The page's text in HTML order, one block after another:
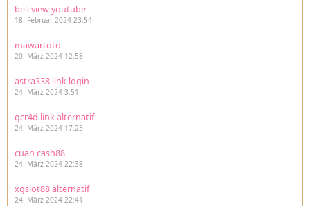
beli view youtube
18. Februar 2024 23:54
mawartoto
20. März 2024 12:58
astra338 link login
24. März 2024 3:51
gcr4d link alternatif
24. März 2024 17:23
cuan cash88
24. März 2024 22:38
xgslot88 alternatif
24. März 2024 22:41